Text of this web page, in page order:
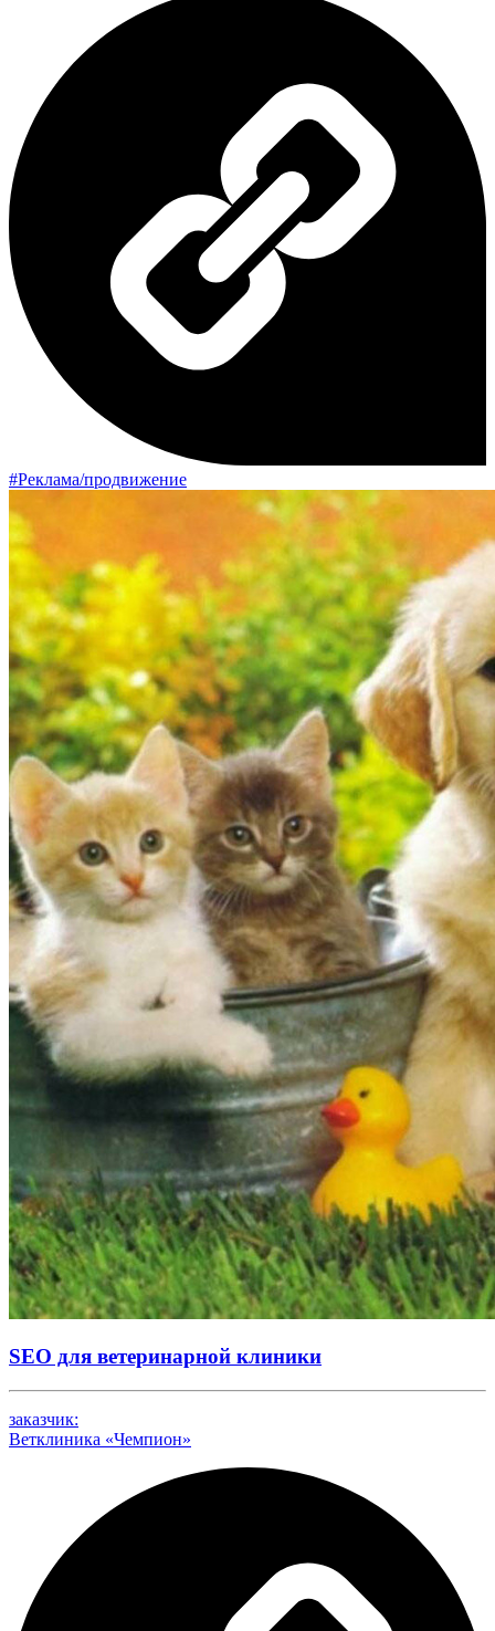
#Реклама/продвижение
SEO для ветеринарной клиники
заказчик:
Ветклиника «Чемпион»